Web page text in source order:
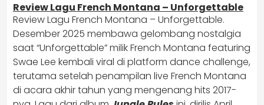
Review Lagu French Montana – Unforgettable
Review Lagu French Montana – Unforgettable.
Desember 2025 membawa gelombang nostalgia
saat “Unforgettable” milik French Montana featuring
Swae Lee kembali viral di platform dance challenge,
terutama setelah penampilan live French Montana
di acara akhir tahun yang mengenang hits 2017-